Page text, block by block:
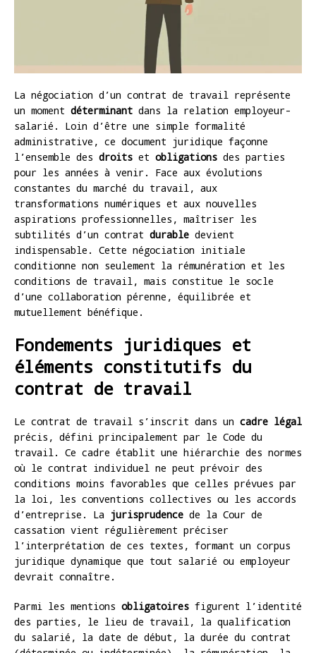
La négociation d’un contrat de travail représente
un moment déterminant dans la relation employeur-
salarié. Loin d’être une simple formalité
administrative, ce document juridique façonne
l’ensemble des droits et obligations des parties
pour les années à venir. Face aux évolutions
constantes du marché du travail, aux
transformations numériques et aux nouvelles
aspirations professionnelles, maîtriser les
subtilités d’un contrat durable devient
indispensable. Cette négociation initiale
conditionne non seulement la rémunération et les
conditions de travail, mais constitue le socle
d’une collaboration pérenne, équilibrée et
mutuellement bénéfique.
Fondements juridiques et
éléments constitutifs du
contrat de travail
Le contrat de travail s’inscrit dans un cadre légal
précis, défini principalement par le Code du
travail. Ce cadre établit une hiérarchie des normes
où le contrat individuel ne peut prévoir des
conditions moins favorables que celles prévues par
la loi, les conventions collectives ou les accords
d’entreprise. La jurisprudence de la Cour de
cassation vient régulièrement préciser
l’interprétation de ces textes, formant un corpus
juridique dynamique que tout salarié ou employeur
devrait connaître.
Parmi les mentions obligatoires figurent l’identité
des parties, le lieu de travail, la qualification
du salarié, la date de début, la durée du contrat